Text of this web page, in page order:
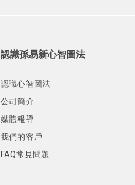
認識孫易新心智圖法
認識心智圖法
公司簡介
媒體報導
我們的客戶
FAQ常見問題